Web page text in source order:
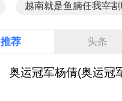
越南就是鱼腩任我宰
推荐 头条
奥运冠军杨倩(奥运冠